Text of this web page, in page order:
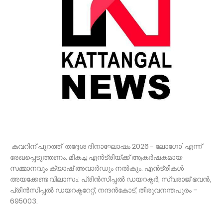
കവറിന് പുറത്ത് 'തദ്ദേശ ദിനാഘോഷം 2026 - ലോഗോ' എന്ന്
രേഖപ്പെടുത്തണം. മികച്ച എൻട്രിയ്ക്ക് ആകർഷകമായ
സമ്മാനവും ക്യാഷ് അവാർഡും നൽകും. എൻട്രികൾ
അയക്കേണ്ട വിലാസം: പ്രിൻസിപ്പൽ ഡയറക്ടർ, സ്വരാജ് ഭവൻ,
പ്രിൻസിപ്പൽ ഡയറക്ടറേറ്റ്, നന്ദൻകോട്, തിരുവനന്തപുരം –
695003.